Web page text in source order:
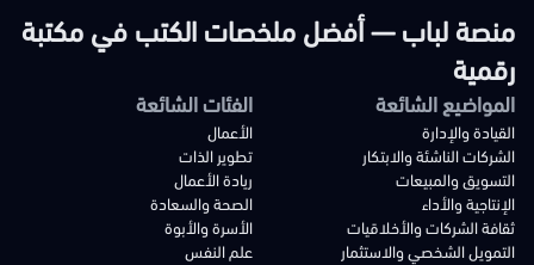
منصة لباب — أفضل ملخصات الكتب في مكتبة
رقمية
المواضيع الشائعة
القيادة والإدارة
الشركات الناشئة والابتكار
التسويق والمبيعات
الإنتاجية والأداء
ثقافة الشركات والأخلاقيات
التمويل الشخصي والاستثمار
الفئات الشائعة
الأعمال
تطوير الذات
ريادة الأعمال
الصحة والسعادة
الأسرة والأبوة
علم النفس